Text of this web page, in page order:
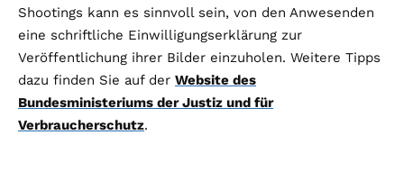
Shootings kann es sinnvoll sein, von den Anwesenden
eine schriftliche Einwilligungserklärung zur
Veröffentlichung ihrer Bilder einzuholen. Weitere Tipps
dazu finden Sie auf der Website des
Bundesministeriums der Justiz und für
Verbraucherschutz.